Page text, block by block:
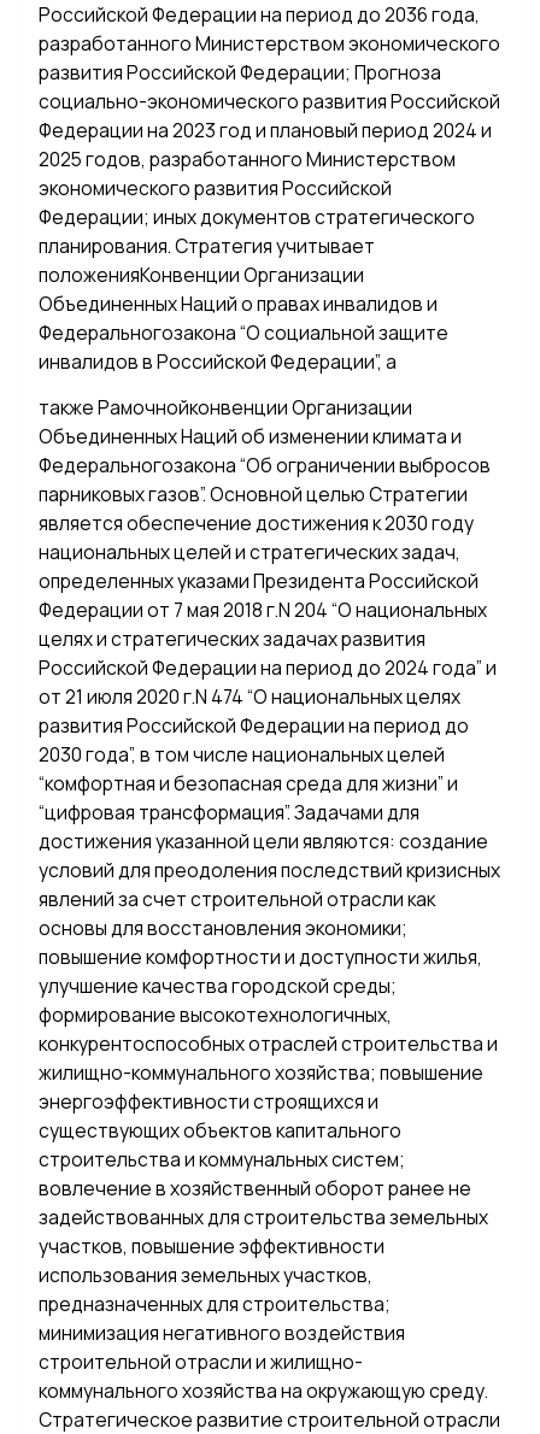
Российской Федерации на период до 2036 года,
разработанного Министерством экономического
развития Российской Федерации; Прогноза
социально-экономического развития Российской
Федерации на 2023 год и плановый период 2024 и
2025 годов, разработанного Министерством
экономического развития Российской
Федерации; иных документов стратегического
планирования. Стратегия учитывает
положенияКонвенции Организации
Объединенных Наций о правах инвалидов и
Федеральногозакона “О социальной защите
инвалидов в Российской Федерации”, а
также Рамочнойконвенции Организации
Объединенных Наций об изменении климата и
Федеральногозакона “Об ограничении выбросов
парниковых газов”. Основной целью Стратегии
является обеспечение достижения к 2030 году
национальных целей и стратегических задач,
определенных указами Президента Российской
Федерации от 7 мая 2018 г.N 204 “О национальных
целях и стратегических задачах развития
Российской Федерации на период до 2024 года” и
от 21 июля 2020 г.N 474 “О национальных целях
развития Российской Федерации на период до
2030 года”, в том числе национальных целей
“комфортная и безопасная среда для жизни” и
“цифровая трансформация”. Задачами для
достижения указанной цели являются: создание
условий для преодоления последствий кризисных
явлений за счет строительной отрасли как
основы для восстановления экономики;
повышение комфортности и доступности жилья,
улучшение качества городской среды;
формирование высокотехнологичных,
конкурентоспособных отраслей строительства и
жилищно-коммунального хозяйства; повышение
энергоэффективности строящихся и
существующих объектов капитального
строительства и коммунальных систем;
вовлечение в хозяйственный оборот ранее не
задействованных для строительства земельных
участков, повышение эффективности
использования земельных участков,
предназначенных для строительства;
минимизация негативного воздействия
строительной отрасли и жилищно-
коммунального хозяйства на окружающую среду.
Стратегическое развитие строительной отрасли